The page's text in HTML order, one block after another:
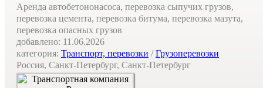
Аренда автобетононасоса, перевозка сыпучих грузов,
перевозка цемента, перевозка битума, перевозка мазута,
перевозка опасных грузов
добавлено: 11.06.2026
категория: Транспорт, перевозки /Грузоперевозки
Россия, Санкт-Петербург, Санкт-Петербург